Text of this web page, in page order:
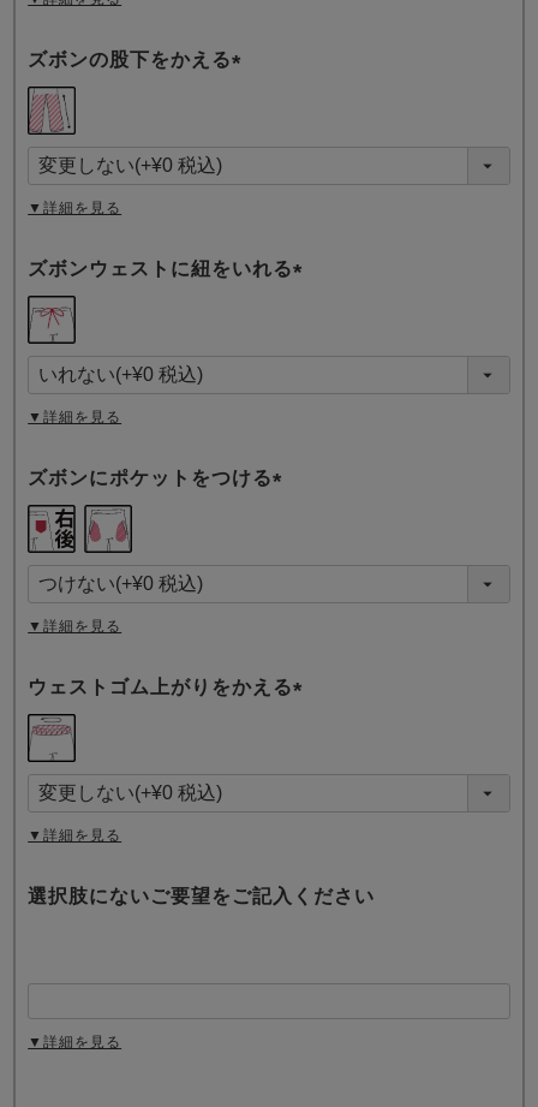
ズボンの股下をかえる
須
)
▼詳細を見る
ズボンウェストに紐をいれる
須
)
▼詳細を見る
ズボンにポケットをつける
須
)
▼詳細を見る
ウェストゴム上がりをかえる
須
)
▼詳細を見る
選択肢にないご要望をご記入ください
▼詳細を見る